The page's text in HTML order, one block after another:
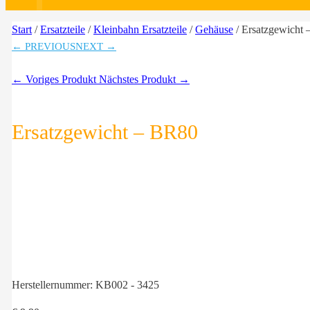
Start /Ersatzteile /Kleinbahn Ersatzteile /Gehäuse / Ersatzgewicht
← PREVIOUSNEXT →
← Voriges Produkt Nächstes Produkt →
Ersatzgewicht – BR80
Herstellernummer: KB002 - 3425